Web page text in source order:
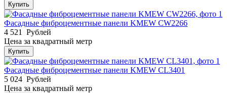
Купить
Фасадные фиброцементные панели KMEW CW2266
4 521
Рублей
Цена за квадратный метр
Купить
Фасадные фиброцементные панели KMEW CL3401
5 024 Рублей
Цена за квадратный метр